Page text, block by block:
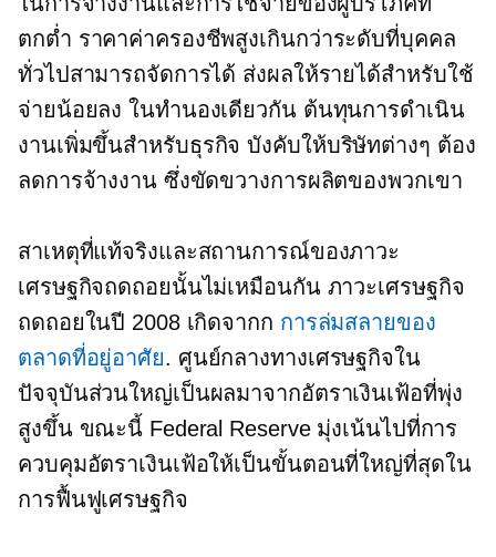
ตกต่ำ ราคาค่าครองชีพสูงเกินกว่าระดับที่บุคคล
ทั่วไปสามารถจัดการได้ ส่งผลให้รายได้สำหรับใช้
จ่ายน้อยลง ในทำนองเดียวกัน ต้นทุนการดำเนิน
งานเพิ่มขึ้นสำหรับธุรกิจ บังคับให้บริษัทต่างๆ ต้อง
ลดการจ้างงาน ซึ่งขัดขวางการผลิตของพวกเขา
สาเหตุที่แท้จริงและสถานการณ์ของภาวะ
เศรษฐกิจถดถอยนั้นไม่เหมือนกัน ภาวะเศรษฐกิจ
ถดถอยในปี 2008 เกิดจากก การล่มสลายของ
ตลาดที่อยู่อาศัย. ศูนย์กลางทางเศรษฐกิจใน
ปัจจุบันส่วนใหญ่เป็นผลมาจากอัตราเงินเฟ้อที่พุ่ง
สูงขึ้น ขณะนี้ Federal Reserve มุ่งเน้นไปที่การ
ควบคุมอัตราเงินเฟ้อให้เป็นขั้นตอนที่ใหญ่ที่สุดใน
การฟื้นฟูเศรษฐกิจ